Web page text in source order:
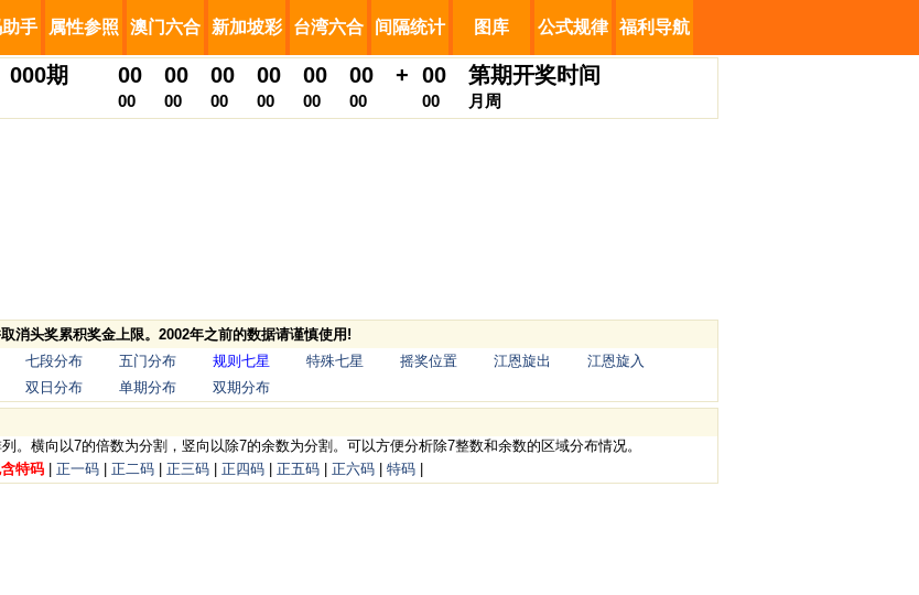
手 属性参照 澳门六合 新加坡彩 台湾六合 间隔统计 图库 公式规律 福利导航
000期 00 00 00 00 00 00 + 00 第期开奖时间
00 00 00 00 00 00 00 月 周
消头奖累积奖金上限。2002年之前的数据请谨慎使用!
七段分布 五门分布 规则七星 特殊七星 摇奖位置 江恩旋出
江恩旋入
双日分布 单期分布 双期分布
。横向以7的倍数为分割，竖向以除7的余数为分割。可以方便分析除7整数和余数的区域分布情况。
特码 正一码 正二码 正三码 正四码 正五码 正六码 特码